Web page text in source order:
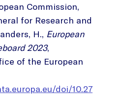
Commission,
for Research and
H., European
2023,
of the European
doi/10.2777/